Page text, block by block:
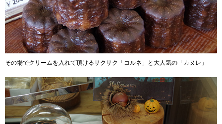
その場でクリームを入れて頂けるサクサク「コルネ」と大人気の「カヌレ」